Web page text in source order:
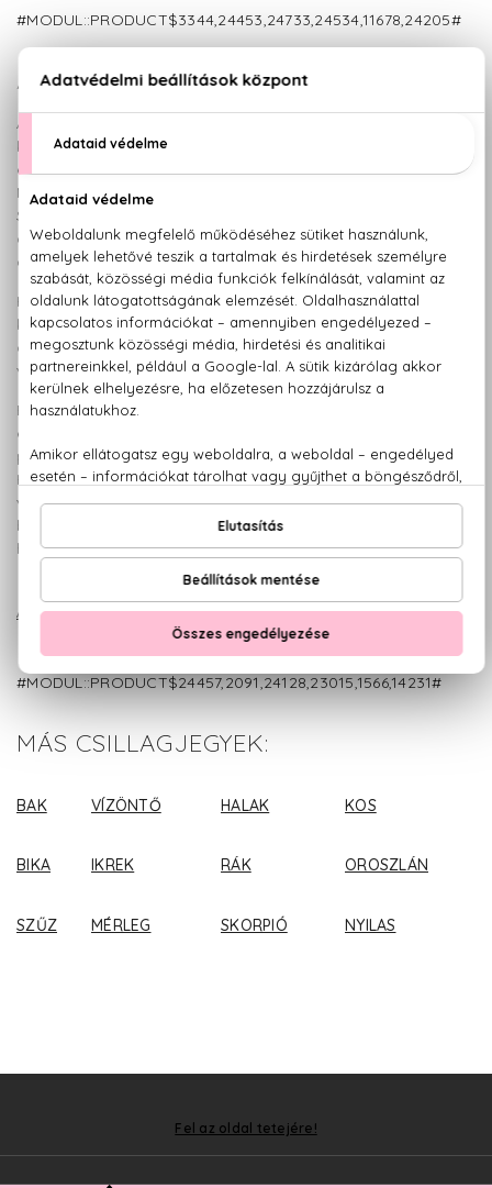
#MODUL::PRODUCT$3344,24453,24733,24534,11678,24205#
A MÉRLEG FÉRFI JELLEMVONÁSAI:
A Mérleg férfi kiegyensúlyozott és nagyon érzékeny. De ez a
kiegyensúlyozottság nagy erőfeszítés eredménye, hisz az
élete örök ide-oda lengés. Folyton a boldogságot keresi.
Mindig barátságos, soha senkit nem akar megharagítani.
Szereti, ha dícsérik és sosem érti meg más érzelmeit. Képes
a kompromisszumra, de a nagy áldozatokra is. A komoly
dolgokban viszont nehezn dönt.
Hirtelen haragú, de hamar türtőzteti magát és képes
kijavítani a hibáit. Ezzel együtt a harag sok rosszat és kárt
okozhat az életében. Nyíltan senki sem mer szembeszállni
vele, de a háta mögött sok ellensége lehet.
Elragadó egyéniség és tudja, hogy hogyan kell meghódítani
egy nőt, ám ha egymáséi lettek, többé nem engedi el a
partnerét, minden igyekezetével a kedvében jár majd.
Hamar szerelmes lesz, s ha csalódik, aligha képes véget
vetni egy kapcsolatnak. Eléggé nehezen különbözteti meg a
barátságot a szerelemtől. Szereti uralni a nőt és elvárja,
hogy az csak az övé legyen.
AJÁNLAT URAKNAK:CITRUSOS, AROMÁS
#MODUL::PRODUCT$24457,2091,24128,23015,1566,14231#
MÁS CSILLAGJEGYEK:
BAK VÍZÖNTŐ HALAK KOS
BIKA IKREK RÁK OROSZLÁN
SZŰZ MÉRLEG SKORPIÓ NYILAS
Fel az oldal tetejére!